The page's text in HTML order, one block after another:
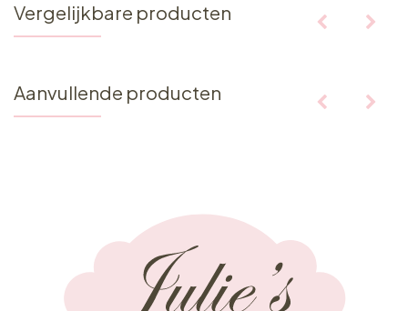
Vergelijkbare producten
Aanvullende producten